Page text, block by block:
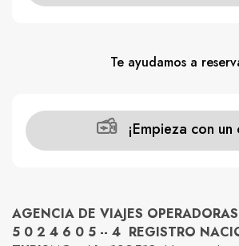
Te ayudamos a
¡Empieza con un
AGENCIA DE VIAJES
5 0 2 4 6 0 5 -- 4 REGISTRO